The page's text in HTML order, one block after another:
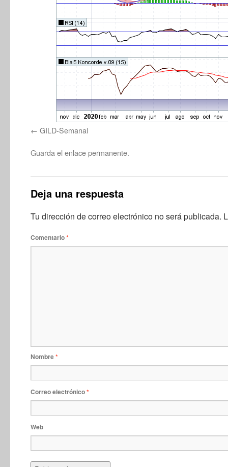
GILD-Semanal
Guarda el enlace permanente.
Deja una respuesta
Tu dirección de correo electrónico no será publicada.
Comentario*
Nombre*
Correo electrónico*
Web